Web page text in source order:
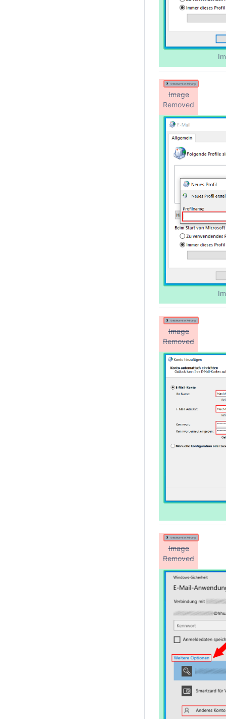
Image
Removed
Image
Removed
Image
Removed